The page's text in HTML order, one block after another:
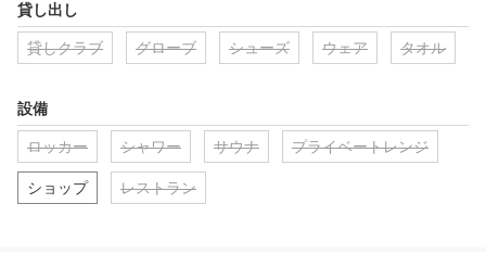
貸し出し
貸しクラブ グローブ シューズ ウェア タオル
設備
ロッカー シャワー サウナ プライベートレンジ
ショップ レストラン